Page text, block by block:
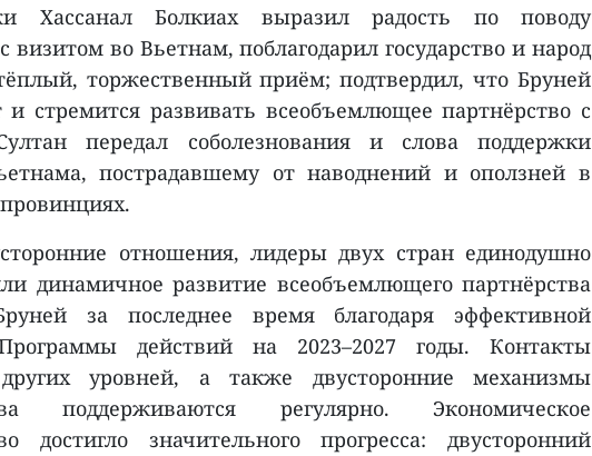
Хассанал Болкиах выразил радость по поводу
визитом во Вьетнам, поблагодарил государство и народ
торжественный приём; подтвердил, что Бруней
стремится развивать всеобъемлющее партнёрство с
передал соболезнования и слова поддержки
пострадавшему от наводнений и оползней в
отношения, лидеры двух стран единодушно
динамичное развитие всеобъемлющего партнёрства
за последнее время благодаря эффективной
действий на 2023–2027 годы. Контакты
уровней, а также двусторонние механизмы
поддерживаются регулярно. Экономическое
достигло значительного прогресса: двусторонний